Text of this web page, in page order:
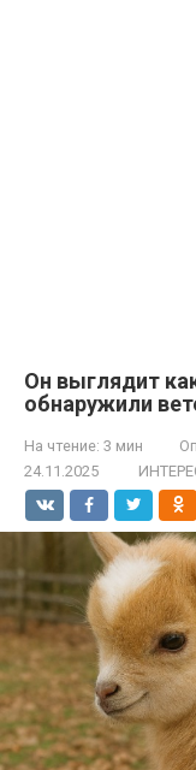
Он выглядит
обнаружили
На чтение: 3 мин
24.11.2025